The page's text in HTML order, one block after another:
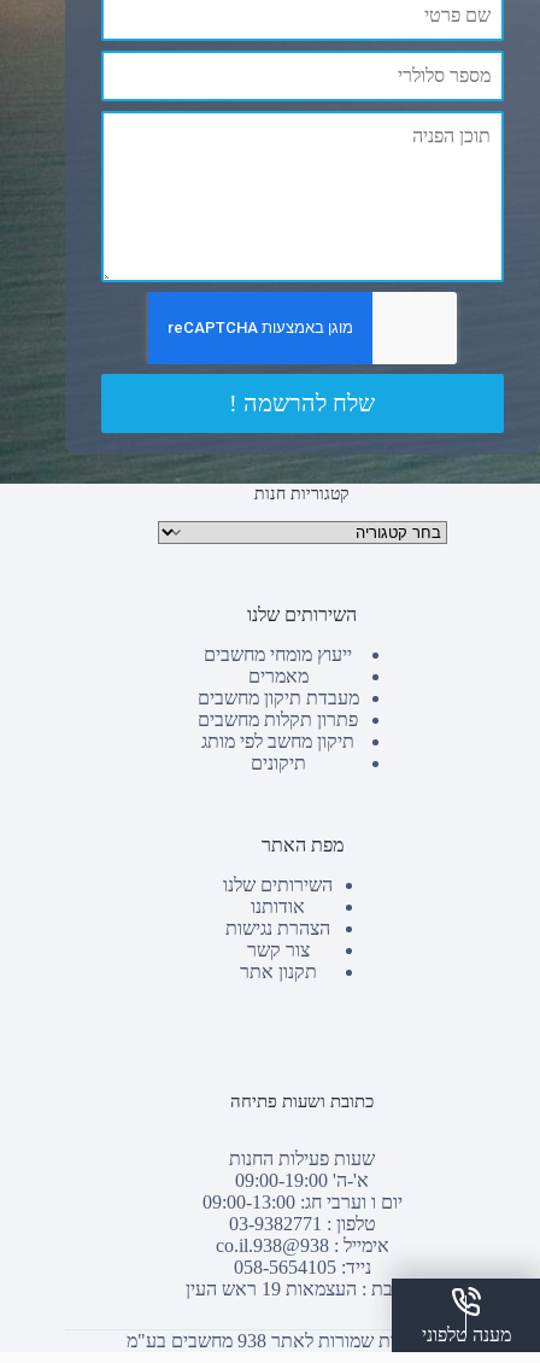
שלח להרשמה !
קטגוריות חנות
קטגוריות מוצרים
השירותים שלנו
ייעוץ מומחי מחשבים
מאמרים
מעבדת תיקון מחשבים
פתרון תקלות מחשבים
תיקון מחשב לפי מותג
תיקונים
מפת האתר
השירותים שלנו
אודותנו
הצהרת נגישות
צור קשר
תקנון אתר
כתובת ושעות פתיחה
שעות פעילות החנות
א'-ה' 09:00-19:00
יום ו וערבי חג: 09:00-13:00
טלפון : 03-9382771
אימייל :938@938.co.il
נייד: 058-5654105
כתובת : העצמאות 19 ראש העין
© כל הזכויות שמורות לאתר 938 מחשבים בע"מ
מענה טלפוני